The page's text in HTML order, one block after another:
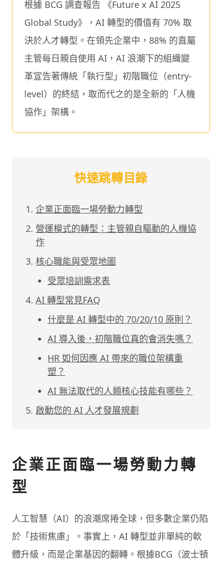
根據 BCG 調查報告 《Future x AI 2025
Global Study》，AI 轉型的價值有 70% 取
決於人才轉型。在領先企業中，88% 的直屬
主管每日親自使用 AI，AI 浪潮下的組織變
革宣告著傳統「執行型」初階職位（entry-
level）的終結，取而代之的是全新的「人機
協作」架構。
快速跳轉目錄
企業正面臨一場勞動力轉型
營運模式的轉型：主管親自驅動的人機協
作
核心職能與受眾地圖
受眾培訓需求表
AI 轉型常見FAQ
什麼是 AI 轉型中的 70/20/10 原則？
AI 導入後，初階職位真的會消失嗎？
HR 如何因應 AI 帶來的職位架構重
塑？
AI 無法取代的人類核心技能有哪些？
啟動您的 AI 人才發展規劃
企業正面臨一場勞動力轉
型
人工智慧（AI）的浪潮席捲全球，但多數企業仍陷
於「技術焦慮」。事實上，AI 轉型並非單純的軟
體升級，而是企業基因的翻轉。根據BCG（波士頓